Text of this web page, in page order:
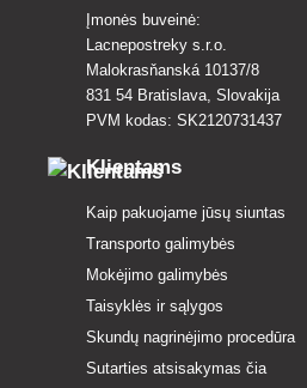
Įmonės buveinė:
Lacnepostreky s.r.o.
Malokrasňanská 10137/8
831 54 Bratislava, Slovakija
PVM kodas: SK2120731437
Klientams
Kaip pakuojame jūsų siuntas
Transporto galimybės
Mokėjimo galimybės
Taisyklės ir sąlygos
Skundų nagrinėjimo procedūra
Sutarties atsisakymas čia